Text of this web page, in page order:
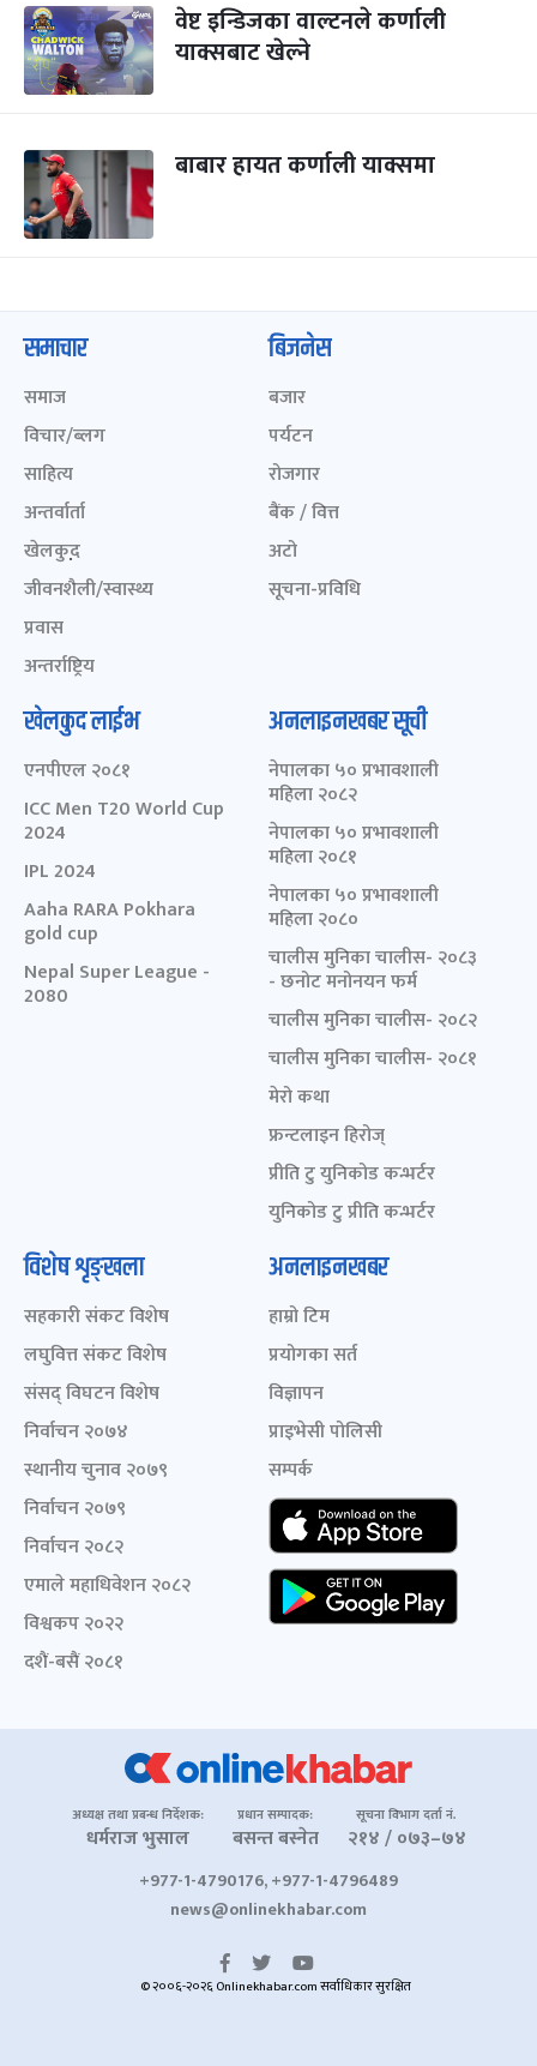
वेष्ट इन्डिजका वाल्टनले कर्णाली
याक्सबाट खेल्ने
बाबार हायत कर्णाली याक्समा
समाचार
समाज
विचार/ब्लग
साहित्य
अन्तर्वार्ता
खेलकुद़़
जीवनशैली/स्वास्थ्य
प्रवास
अन्तर्राष्ट्रिय
बिजनेस
बजार
पर्यटन
रोजगार
बैंक / वित्त
अटो
सूचना-प्रविधि
खेलकुद लाईभ
एनपीएल २०८१
ICC Men T20 World Cup
2024
IPL 2024
Aaha RARA Pokhara
gold cup
Nepal Super League -
2080
अनलाइनखबर सूची
नेपालका ५० प्रभावशाली
महिला २०८२
नेपालका ५० प्रभावशाली
महिला २०८१
नेपालका ५० प्रभावशाली
महिला २०८०
चालीस मुनिका चालीस- २०८३
- छनोट मनोनयन फर्म
चालीस मुनिका चालीस- २०८२
चालीस मुनिका चालीस- २०८१
मेरो कथा
फ्रन्टलाइन हिरोज्
प्रीति टु युनिकोड कन्भर्टर
युनिकोड टु प्रीति कन्भर्टर
विशेष शृङ्खला
सहकारी संकट विशेष
लघुवित्त संकट विशेष
संसद् विघटन विशेष
निर्वाचन २०७४
स्थानीय चुनाव २०७९
निर्वाचन २०७९
निर्वाचन २०८२
एमाले महाधिवेशन २०८२
विश्वकप २०२२
दशैं-बसैं २०८१
अनलाइनखबर
हाम्रो टिम
प्रयोगका सर्त
विज्ञापन
प्राइभेसी पोलिसी
सम्पर्क
अध्यक्ष तथा प्रबन्ध निर्देशक:
धर्मराज भुसाल
प्रधान सम्पादक:
बसन्त बस्नेत
सूचना विभाग दर्ता नं.
२१४ / ०७३–७४
+977-1-4790176, +977-1-4796489
news@onlinekhabar.com
© २००६-२०२६ Onlinekhabar.com सर्वाधिकार सुरक्षित